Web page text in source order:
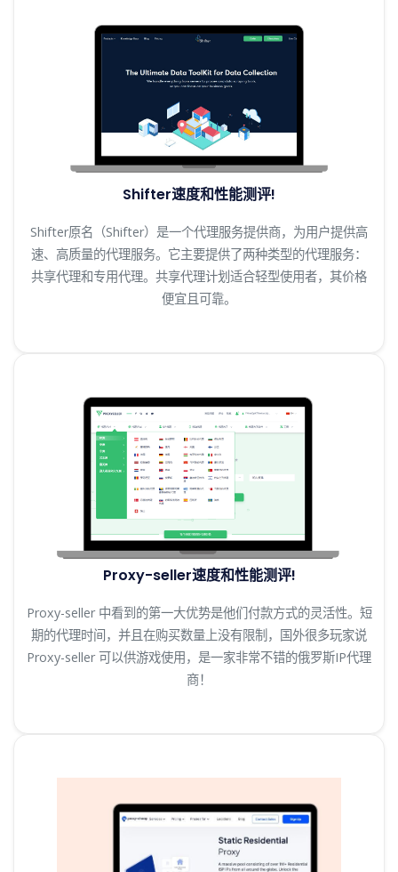
Shifter速度和性能测评!
Shifter原名（Shifter）是一个代理服务提供商，为用户提供高
速、高质量的代理服务。它主要提供了两种类型的代理服务：
共享代理和专用代理。共享代理计划适合轻型使用者，其价格
便宜且可靠。
Proxy-seller速度和性能测评!
Proxy-seller 中看到的第一大优势是他们付款方式的灵活性。短
期的代理时间，并且在购买数量上没有限制，国外很多玩家说
Proxy-seller 可以供游戏使用，是一家非常不错的俄罗斯IP代理
商！